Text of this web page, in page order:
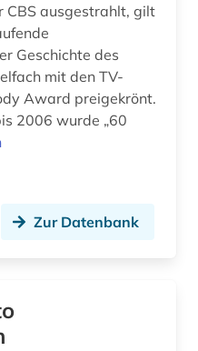
CBS ausgestrahlt, gilt
Geschichte des
mit den TV-
Award preigekrönt.
2006 wurde „60
Zur Datenbank